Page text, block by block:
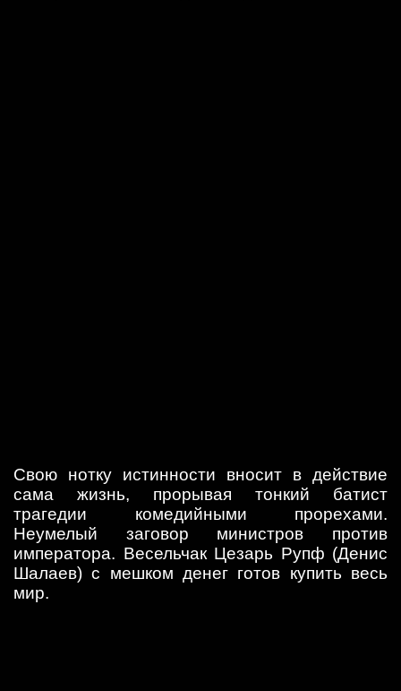
Свою нотку истинности вносит в действие
сама жизнь, прорывая тонкий батист
трагедии комедийными прорехами.
Неумелый заговор министров против
императора. Весельчак Цезарь Рупф (Денис
Шалаев) с мешком денег готов купить весь
мир.